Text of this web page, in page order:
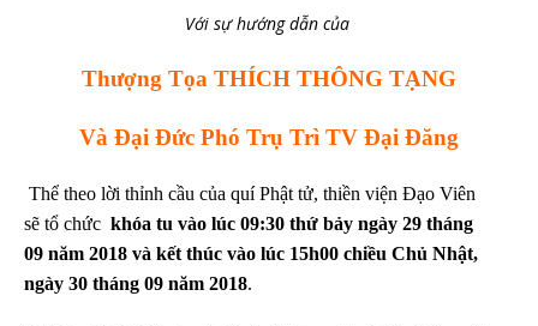
Với sự hướng dẫn của
Thượng Tọa THÍCH THÔNG TẠNG
Và Đại Đức Phó Trụ Trì TV Đại Đăng
Thể theo lời thỉnh cầu của quí Phật tử, thiền viện Đạo Viên
sẽ tổ chức khóa tu vào lúc 09:30 thứ bảy ngày 29 tháng
09 năm 2018 và kết thúc vào lúc 15h00 chiều Chủ Nhật,
ngày 30 tháng 09 năm 2018.